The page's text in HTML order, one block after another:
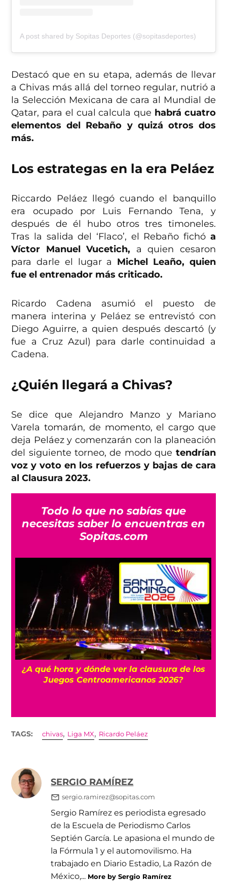
A post shared by Sopitas Deportes (@sopitasdeportes)
Destacó que en su etapa, además de llevar
a Chivas más allá del torneo regular, nutrió a
la Selección Mexicana de cara al Mundial de
Qatar, para el cual calcula que habrá cuatro
elementos del Rebaño y quizá otros dos
más.
Los estrategas en la era Peláez
Riccardo Peláez llegó cuando el banquillo
era ocupado por Luis Fernando Tena, y
después de él hubo otros tres timoneles.
Tras la salida del ‘Flaco’, el Rebaño fichó a
Víctor Manuel Vucetich, a quien cesaron
para darle el lugar a Michel Leaño, quien
fue el entrenador más criticado.
Ricardo Cadena asumió el puesto de
manera interina y Peláez se entrevistó con
Diego Aguirre, a quien después descartó (y
fue a Cruz Azul) para darle continuidad a
Cadena.
¿Quién llegará a Chivas?
Se dice que Alejandro Manzo y Mariano
Varela tomarán, de momento, el cargo que
deja Peláez y comenzarán con la planeación
del siguiente torneo, de modo que tendrían
voz y voto en los refuerzos y bajas de cara
al Clausura 2023.
Todo lo que no sabías que
necesitas saber lo encuentras en
Sopitas.com
qué hora y dónde ver la clausura de los
Juegos Centroamericanos 2026?
TAGS: chivas, Liga MX, Ricardo Peláez
SERGIO RAMÍREZ
sergio.ramirez@sopitas.com
Sergio Ramírez es periodista egresado
de la Escuela de Periodismo Carlos
Septién García. Le apasiona el mundo de
la Fórmula 1 y el automovilismo. Ha
trabajado en Diario Estadio, La Razón de
México,... More by Sergio Ramírez